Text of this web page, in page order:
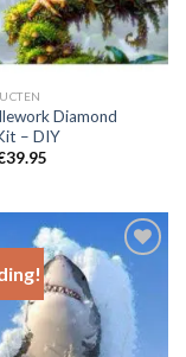
Diamond
– DIY
39.95Prijsklasse:
Add to
Wishlist